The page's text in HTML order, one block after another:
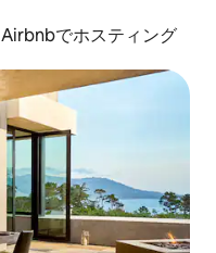
Airbnbでホスティング